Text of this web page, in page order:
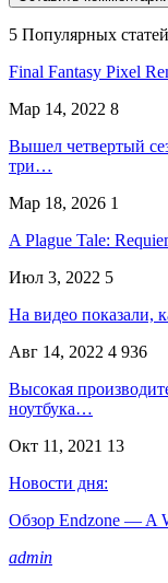
5 Популярных статей
Final Fantasy Pixel
Мар 14, 2022 8
Вышел четвертый
три…
Мар 18, 2026 1
A Plague Tale:
Июл 3, 2022 5
На видео показали,
Авг 14, 2022 4 936
Высокая
ноутбука…
Окт 11, 2021 13
Новости дня:
Обзор Endzone — A
admin